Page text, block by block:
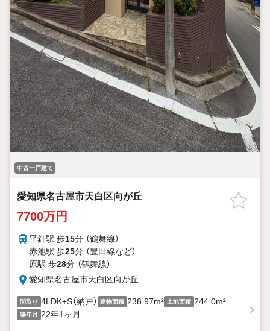
中古一戸建て
愛知県名古屋市天白区向が丘
7700万円
平針駅 歩15分 （鶴舞線）
赤池駅 歩25分 （豊田線など）
原駅 歩28分 （鶴舞線）
愛知県名古屋市天白区向が丘
間取り 4LDK+S（納戸） 建物面積 238.97m² 土地面積 244.0m²
築年月 22年1ヶ月